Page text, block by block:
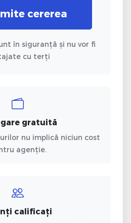
cererea
în siguranță și nu vor fi
cu terți
gratuită
nu implică niciun cost
agenție.
calificați